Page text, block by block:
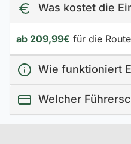
Was kostet die
ab 209,99€ für die
Wie funktioniert
Welcher